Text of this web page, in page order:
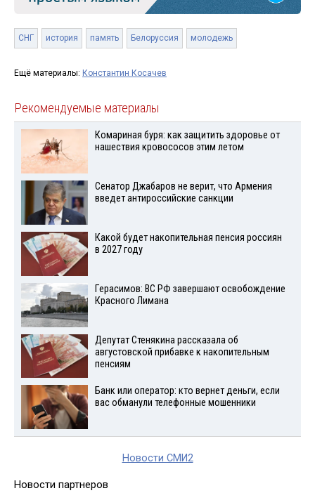
СНГ история память Белоруссия молодежь
Ещё материалы: Константин Косачев
Рекомендуемые материалы
Комариная буря: как защитить здоровье от
нашествия кровососов этим летом
Сенатор Джабаров не верит, что Армения
введет антироссийские санкции
Какой будет накопительная пенсия россиян
в 2027 году
Герасимов: ВС РФ завершают освобождение
Красного Лимана
Депутат Стенякина рассказала об
августовской прибавке к накопительным
пенсиям
Банк или оператор: кто вернет деньги, если
вас обманули телефонные мошенники
Новости СМИ2
Новости партнеров